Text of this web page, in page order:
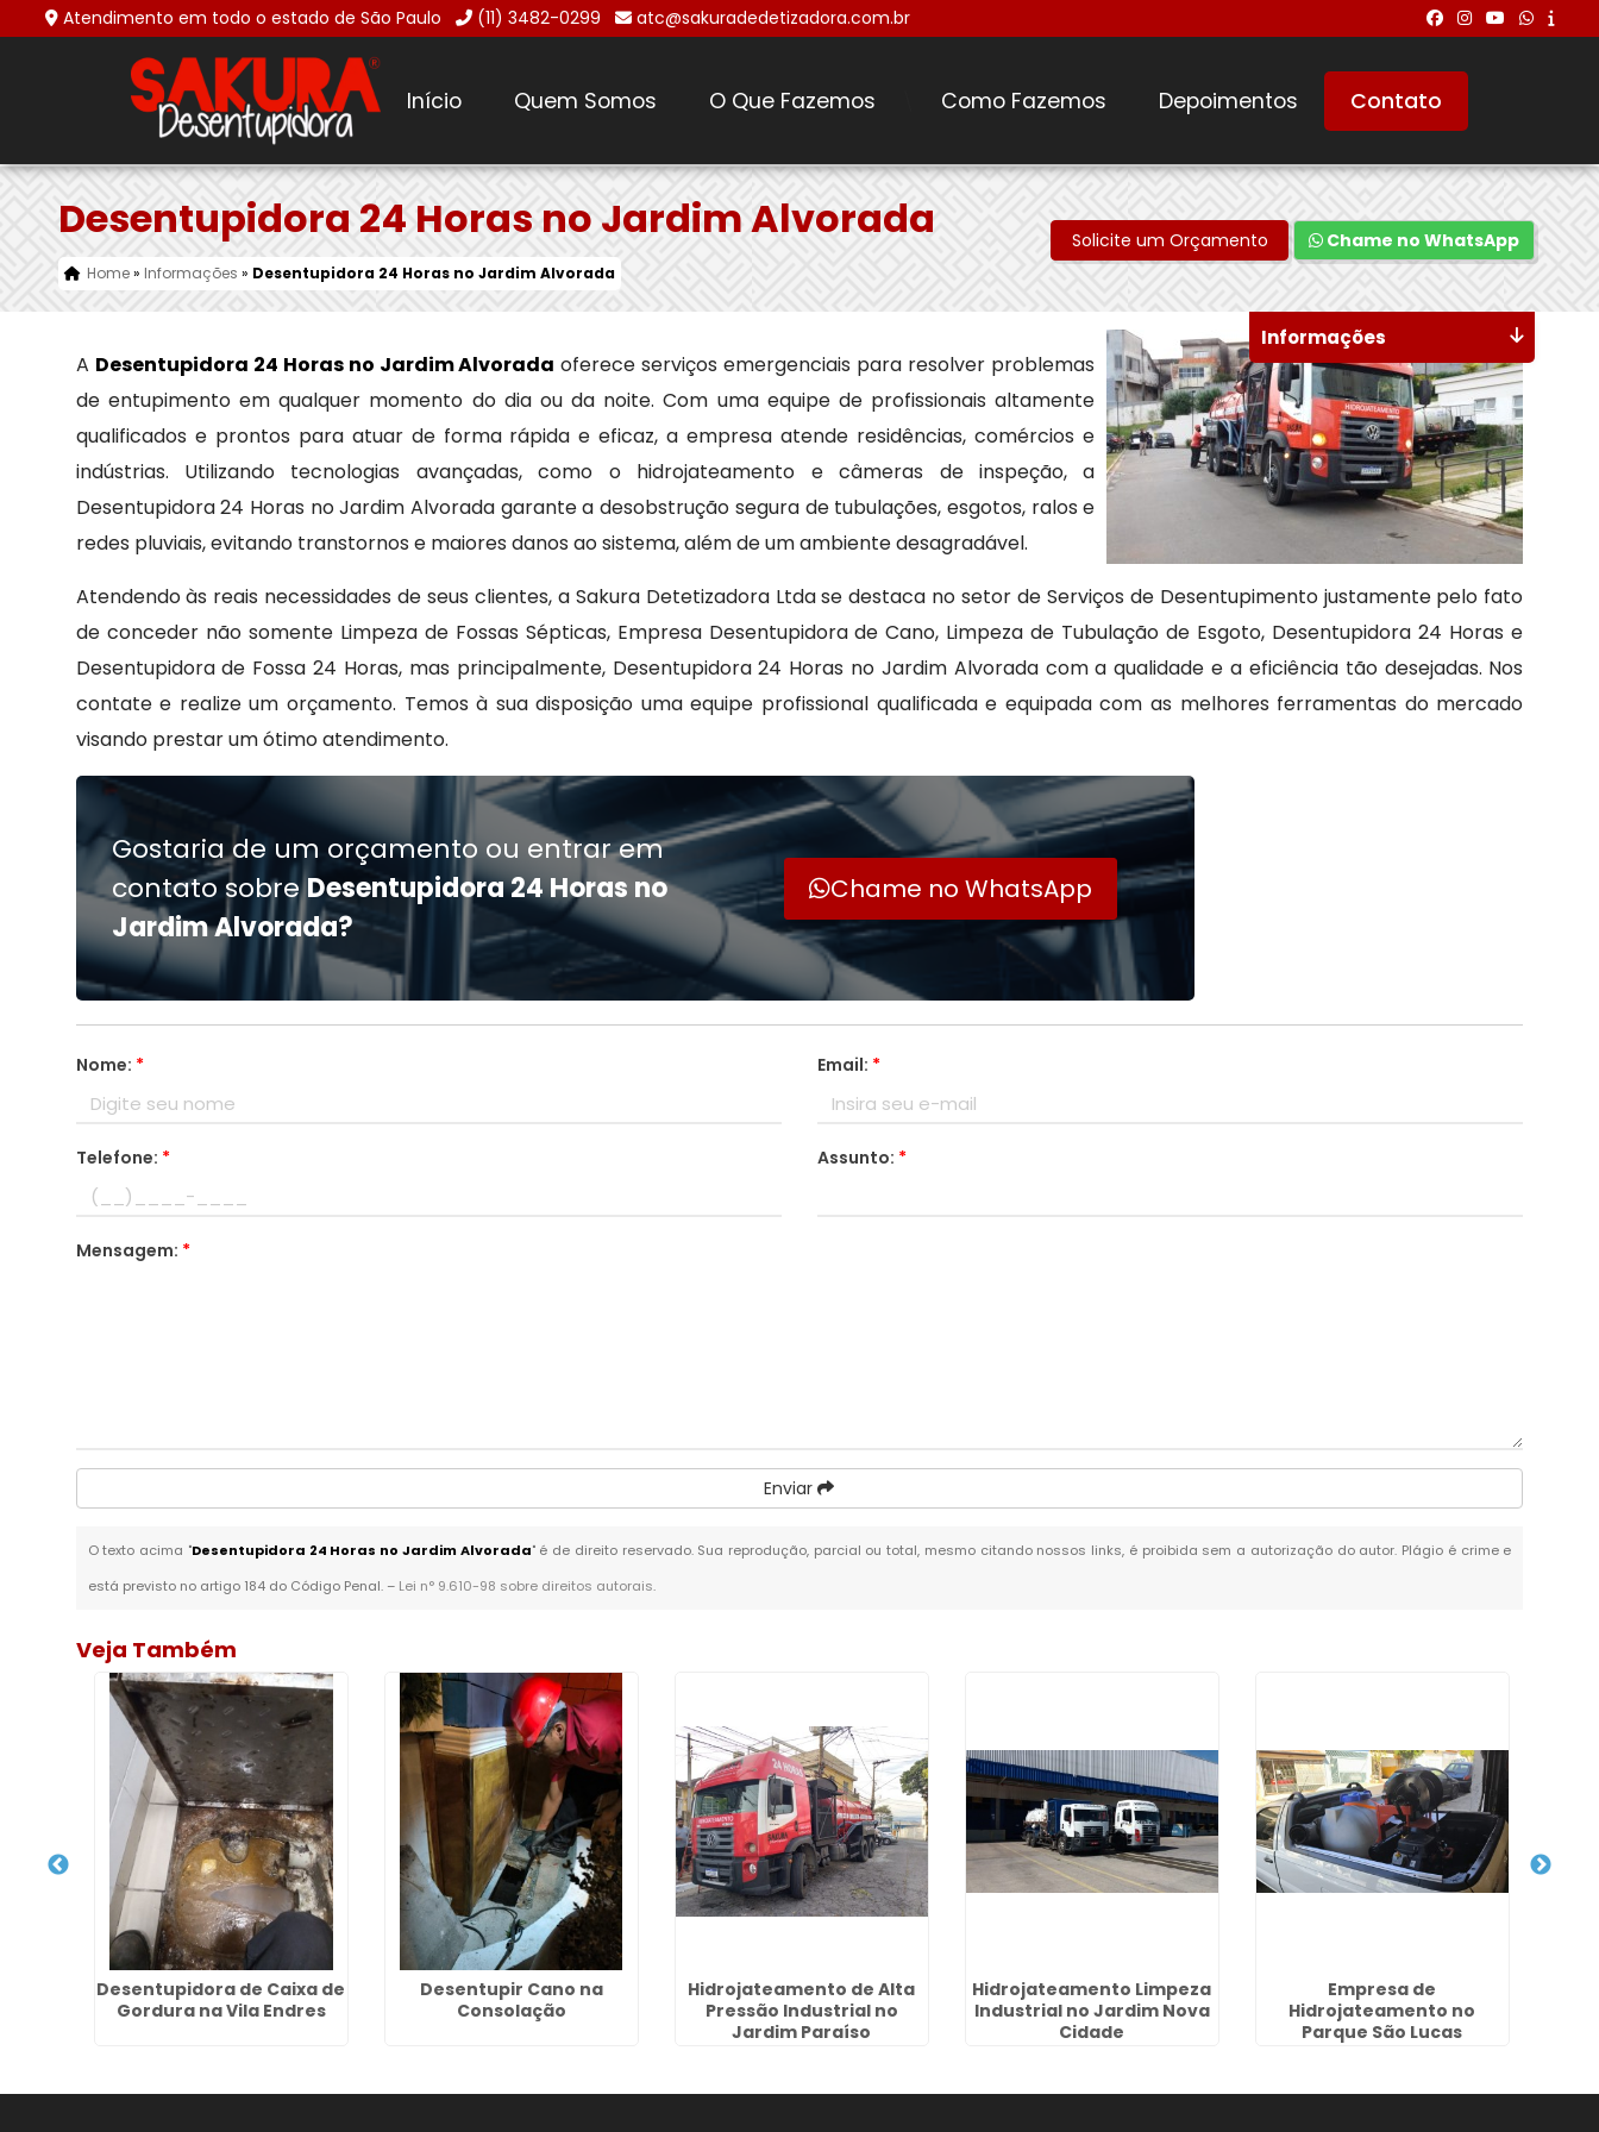
Atendimento em todo o estado de São Paulo (11) 3482-0299 atc@sakuradedetizadora.com.br
Início Quem Somos O Que Fazemos Como Fazemos Depoimentos Contato
Desentupidora 24 Horas no Jardim Alvorada
Home» Informações » Desentupidora 24 Horas no Jardim Alvorada
Solicite um Orçamento Chame no WhatsApp
A Desentupidora 24 Horas no Jardim Alvorada oferece serviços emergenciais para resolver problemas
de entupimento em qualquer momento do dia ou da noite. Com uma equipe de profissionais altamente
qualificados e prontos para atuar de forma rápida e eficaz, a empresa atende residências, comércios e
indústrias. Utilizando tecnologias avançadas, como o hidrojateamento e câmeras de inspeção, a
Desentupidora 24 Horas no Jardim Alvorada garante a desobstrução segura de tubulações, esgotos, ralos e
redes pluviais, evitando transtornos e maiores danos ao sistema, além de um ambiente desagradável.
Atendendo às reais necessidades de seus clientes, a Sakura Detetizadora Ltda se destaca no setor de Serviços de Desentupimento justamente pelo fato
de conceder não somente Limpeza de Fossas Sépticas, Empresa Desentupidora de Cano, Limpeza de Tubulação de Esgoto, Desentupidora 24 Horas e
Desentupidora de Fossa 24 Horas, mas principalmente, Desentupidora 24 Horas no Jardim Alvorada com a qualidade e a eficiência tão desejadas. Nos
contate e realize um orçamento. Temos à sua disposição uma equipe profissional qualificada e equipada com as melhores ferramentas do mercado
visando prestar um ótimo atendimento.
Gostaria de um orçamento ou entrar em
contato sobreDesentupidora 24 Horas no
Jardim Alvorada?
Chame no WhatsApp
Nome: * Email: *
Telefone: * Assunto: *
Mensagem: *
Enviar
O texto acima "Desentupidora 24 Horas no Jardim Alvorada" é de direito reservado. Sua reprodução, parcial ou total, mesmo citando nossos links, é proibida sem a autorização do autor. Plágio é crime e
está previsto no artigo 184 do Código Penal. – Lei n° 9.610-98 sobre direitos autorais.
Informações
Veja Também
Desentupidora de Caixa de
Gordura na Vila Endres
Desentupir Cano na
Consolação
Hidrojateamento de Alta
Pressão Industrial no
Jardim Paraíso
Hidrojateamento Limpeza
Industrial no Jardim Nova
Cidade
Empresa de
Hidrojateamento no
Parque São Lucas